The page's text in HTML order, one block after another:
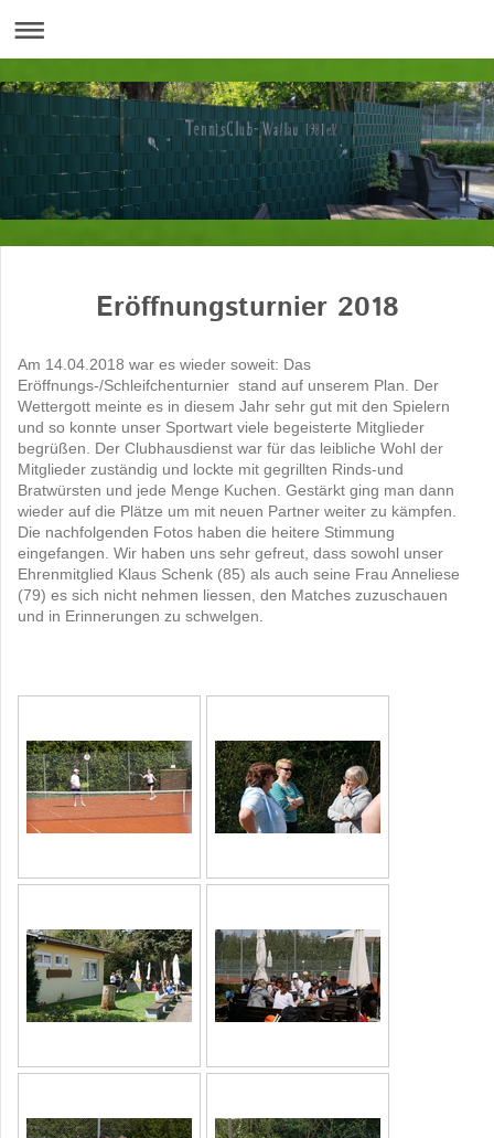
Eröffnungsturnier 2018
Am 14.04.2018 war es wieder soweit: Das
Eröffnungs-/Schleifchenturnier stand auf unserem Plan. Der
Wettergott meinte es in diesem Jahr sehr gut mit den Spielern
und so konnte unser Sportwart viele begeisterte Mitglieder
begrüßen. Der Clubhausdienst war für das leibliche Wohl der
Mitglieder zuständig und lockte mit gegrillten Rinds-und
Bratwürsten und jede Menge Kuchen. Gestärkt ging man dann
wieder auf die Plätze um mit neuen Partner weiter zu kämpfen.
Die nachfolgenden Fotos haben die heitere Stimmung
eingefangen. Wir haben uns sehr gefreut, dass sowohl unser
Ehrenmitglied Klaus Schenk (85) als auch seine Frau Anneliese
(79) es sich nicht nehmen liessen, den Matches zuzuschauen
und in Erinnerungen zu schwelgen.